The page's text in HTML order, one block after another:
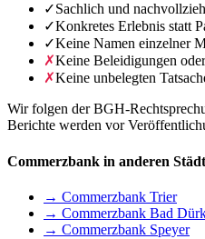
✓Sachlich und
✓Konkretes Erlebnis statt
✓Keine Namen einzelner
✗Keine Beleidigungen
✗Keine unbelegten
Wir folgen der BGH-
Berichte werden vor
Commerzbank in anderen
→ Commerzbank Trier
→ Commerzbank Bad
→ Commerzbank Speyer